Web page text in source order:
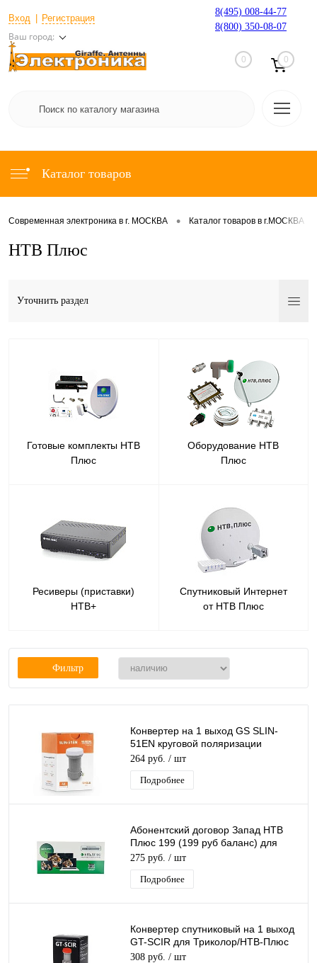
Вход Регистрация
Ваш город:
8(495) 008-44-77
8(800) 350-08-07
0 0
Каталог товаров
Современная электроника в г. МОСКВА • Каталог товаров в г.МОСКВА
НТВ Плюс
Уточнить раздел
Готовые комплекты НТВ
Плюс
Оборудование НТВ
Плюс
Ресиверы (приставки)
НТВ+
Спутниковый Интернет
от НТВ Плюс
Фильтр
Конвертер на 1 выход GS SLIN-
51EN круговой поляризации
GeneralSatellite SINGL
дляТриколор/НТВ-Плюс
264 руб. / шт
Подробнее
Абонентский договор Запад НТВ
Плюс 199 (199 руб баланс) для
бескарточных ресиверов и модулей
НТВ
275 руб. / шт
Подробнее
Конвертер спутниковый на 1 выход
GT-SCIR для Триколор/НТВ-Плюс
круговой поляризации
308 руб. / шт